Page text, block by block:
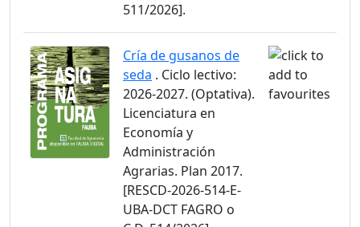
511/2026].
Cría de gusanos de
seda . Ciclo lectivo:
2026-2027. (Optativa).
Licenciatura en
Economía y
Administración
Agrarias. Plan 2017.
[RESCD-2026-514-E-
UBA-DCT FAGRO o